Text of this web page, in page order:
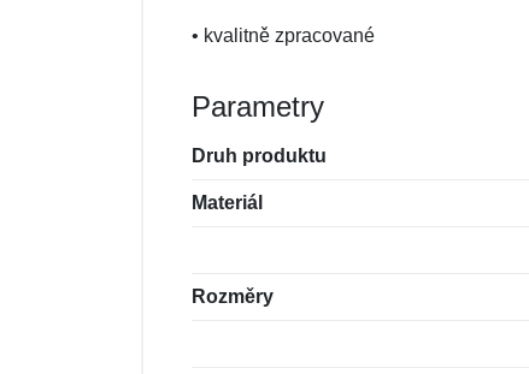
• kvalitně zpracované
Parametry
Druh produktu
Materiál
Rozměry